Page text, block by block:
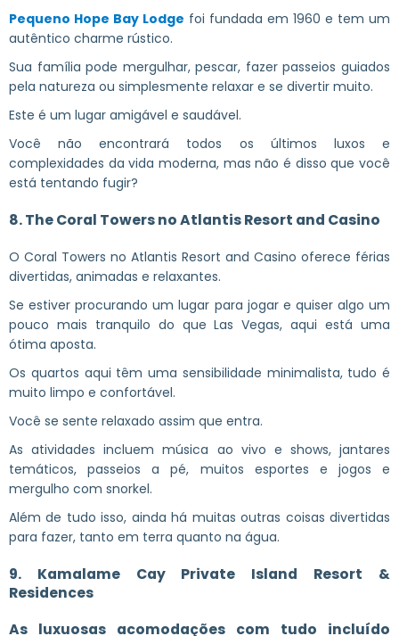
Pequeno Hope Bay Lodge foi fundada em 1960 e tem um
autêntico charme rústico.
Sua família pode mergulhar, pescar, fazer passeios guiados
pela natureza ou simplesmente relaxar e se divertir muito.
Este é um lugar amigável e saudável.
Você não encontrará todos os últimos luxos e
complexidades da vida moderna, mas não é disso que você
está tentando fugir?
8. The Coral Towers no Atlantis Resort and Casino
O Coral Towers no Atlantis Resort and Casino oferece férias
divertidas, animadas e relaxantes.
Se estiver procurando um lugar para jogar e quiser algo um
pouco mais tranquilo do que Las Vegas, aqui está uma
ótima aposta.
Os quartos aqui têm uma sensibilidade minimalista, tudo é
muito limpo e confortável.
Você se sente relaxado assim que entra.
As atividades incluem música ao vivo e shows, jantares
temáticos, passeios a pé, muitos esportes e jogos e
mergulho com snorkel.
Além de tudo isso, ainda há muitas outras coisas divertidas
para fazer, tanto em terra quanto na água.
9. Kamalame Cay Private Island Resort &
Residences
As luxuosas acomodações com tudo incluído